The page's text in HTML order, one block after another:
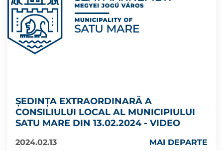
ȘEDINȚA EXTRAORDINARĂ A
CONSILIULUI LOCAL AL MUNICIPIULUI
SATU MARE DIN 13.02.2024 - VIDEO
2024.02.13 MAI DEPARTE